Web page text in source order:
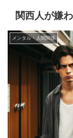
関西人が嫌
メンタル・人間関係